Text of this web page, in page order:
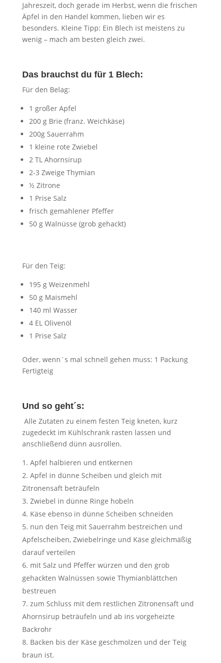
Jahreszeit, doch gerade im Herbst, wenn die frischen
Äpfel in den Handel kommen, lieben wir es
besonders. Kleine Tipp: Ein Blech ist meistens zu
wenig – mach am besten gleich zwei.
Das brauchst du für 1 Blech:
Für den Belag:
1 großer Apfel
200 g Brie (franz. Weichkäse)
200g Sauerrahm
1 kleine rote Zwiebel
2 TL Ahornsirup
2-3 Zweige Thymian
½ Zitrone
1 Prise Salz
frisch gemahlener Pfeffer
50 g Walnüsse (grob gehackt)
Für den Teig:
195 g Weizenmehl
50 g Maismehl
140 ml Wasser
4 EL Olivenöl
1 Prise Salz
Oder, wenn´s mal schnell gehen muss: 1 Packung
Fertigteig
Und so geht´s:
Alle Zutaten zu einem festen Teig kneten, kurz
zugedeckt im Kühlschrank rasten lassen und
anschließend dünn ausrollen.
Apfel halbieren und entkernen
Apfel in dünne Scheiben und gleich mit
Zitronensaft beträufeln
Zwiebel in dünne Ringe hobeln
Käse ebenso in dünne Scheiben schneiden
nun den Teig mit Sauerrahm bestreichen und
Apfelscheiben, Zwiebelringe und Käse gleichmäßig
darauf verteilen
mit Salz und Pfeffer würzen und den grob
gehackten Walnüssen sowie Thymianblättchen
bestreuen
zum Schluss mit dem restlichen Zitronensaft und
Ahornsirup beträufeln und ab ins vorgeheizte
Backrohr
Backen bis der Käse geschmolzen und der Teig
braun ist.